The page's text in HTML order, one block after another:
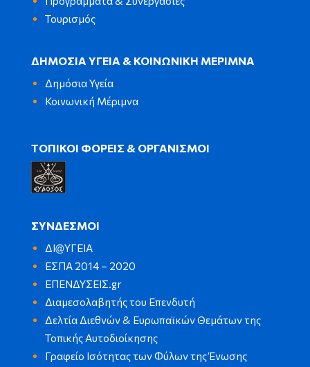
Τουρισμός
ΔΗΜΟΣΙΑ ΥΓΕΙΑ & ΚΟΙΝΩΝΙΚΗ ΜΕΡΙΜΝΑ
Δημόσια Υγεία
Κοινωνική Μέριμνα
ΤΟΠΙΚΟΙ ΦΟΡΕΙΣ & ΟΡΓΑΝΙΣΜΟΙ
ΣΥΝΔΕΣΜΟΙ
ΔΙ@ΥΓΕΙΑ
ΕΣΠΑ 2014 – 2020
ΕΠΕΝΔΥΣΕΙΣ.gr
Διαμεσολαβητής του Επενδυτή
Δελτία Διεθνών & Ευρωπαϊκών Θεμάτων της
Τοπικής Αυτοδιοίκησης
Γραφείο Ισότητας των Φύλων της Ένωσης